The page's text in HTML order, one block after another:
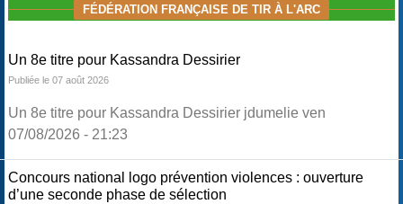
FÉDÉRATION FRANÇAISE DE TIR À L'ARC
Un 8e titre pour Kassandra Dessirier
Publiée le 07 août 2026
Un 8e titre pour Kassandra Dessirier jdumelie ven
07/08/2026 - 21:23
Concours national logo prévention violences : ouverture
d’une seconde phase de sélection